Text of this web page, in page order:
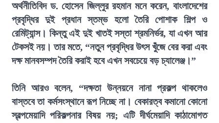
অর্থনীতিবিদ ড. হোসেন জিল্লুর রহমান মনে করেন, বাংলাদেশের
প্রবৃদ্ধির দুই প্রধান স্তম্ভ হলো তৈরি পোশাক শিল্প ও
রেমিট্যান্স। কিন্তু এই দুই খাতই সস্তা শ্রমনির্ভর, যা এখন আর
টেকসই নয়। তার মতে, “নতুন প্রবৃদ্ধির উৎস খুঁজে বের করা এবং
দক্ষ মানবসম্পদ তৈরি করাই হবে এখন সবচেয়ে বড় চ্যালেঞ্জ।”
তিনি আরও বলেন, “দক্ষতা উন্নয়নে নানা প্রকল্প থাকলেও
বাস্তবে তা কর্মসংস্থানে রূপ নিচ্ছে না। বেকারত্ব কমানো কোনো
স্বল্পমেয়াদি পরিকল্পনার বিষয় নয়; এটি দীর্ঘমেয়াদি কাঠামোগত